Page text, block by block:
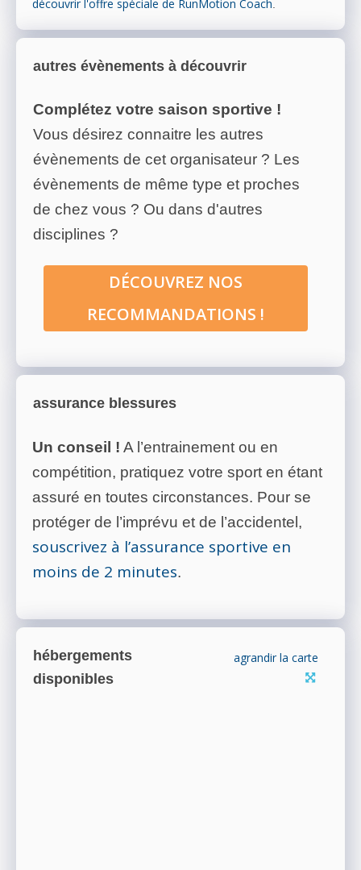
découvrir l'offre spéciale de RunMotion Coach.
autres évènements à découvrir
Complétez votre saison sportive !
Vous désirez connaitre les autres
évènements de cet organisateur ? Les
évènements de même type et proches
de chez vous ? Ou dans d'autres
disciplines ?
DÉCOUVREZ NOS
RECOMMANDATIONS !
assurance blessures
Un conseil ! A l’entrainement ou en
compétition, pratiquez votre sport en étant
assuré en toutes circonstances. Pour se
protéger de l’imprévu et de l’accidentel,
souscrivez à l’assurance sportive en
moins de 2 minutes.
hébergements
disponibles
agrandir la carte